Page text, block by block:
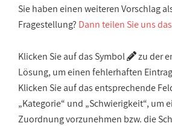
Sie haben einen weiteren Vorschlag
Fragestellung? Dann teilen Sie uns
Klicken Sie auf das Symbol
zu der
Lösung, um einen fehlerhaften
Klicken Sie auf das entsprechende
„Kategorie“ und „Schwierigkeit“, um
Zuordnung vorzunehmen bzw. die